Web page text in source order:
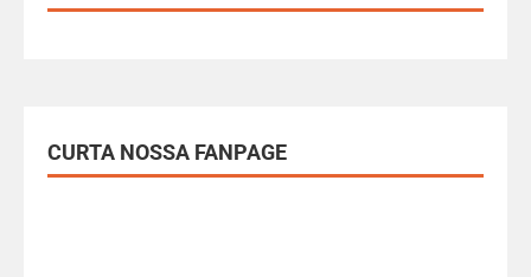
CURTA NOSSA FANPAGE